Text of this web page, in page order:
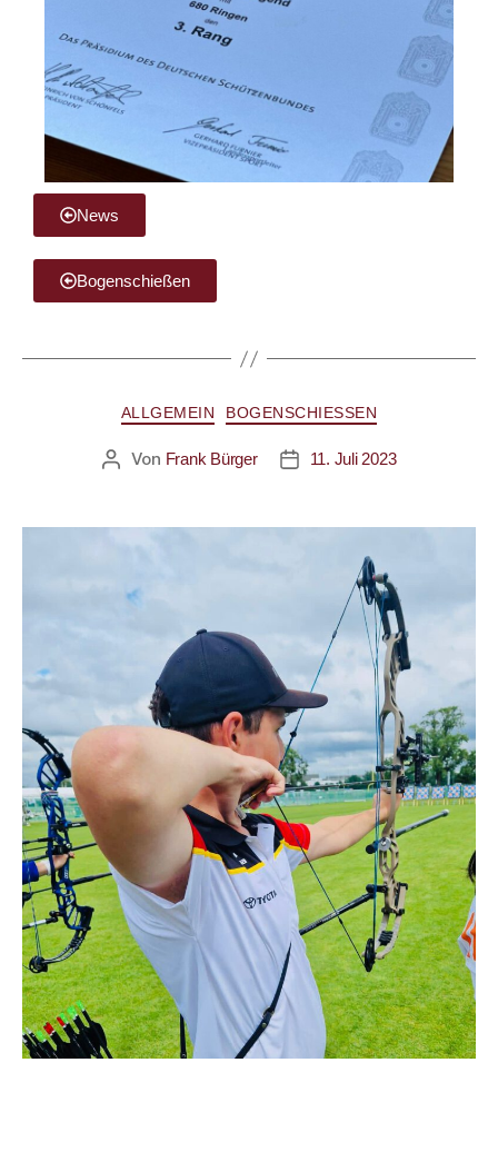
News
Bogenschießen
ALLGEMEIN BOGENSCHIESSEN
Von Frank Bürger 11. Juli 2023